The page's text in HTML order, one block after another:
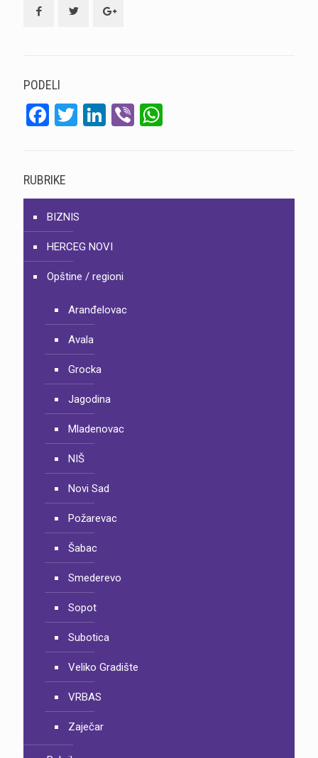
PODELI
Facebook
Twitter
LinkedIn
Viber
RUBRIKE
BIZNIS
HERCEG NOVI
Opštine / regioni
Aranđelovac
Avala
Grocka
Jagodina
Mladenovac
NIŠ
Novi Sad
Požarevac
Šabac
Smederevo
Sopot
Subotica
Veliko Gradište
VRBAS
Zaječar